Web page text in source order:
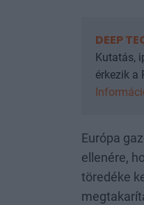
DEEP
Kutatás,
érkezik a
Európa
ellenére,
töredéke